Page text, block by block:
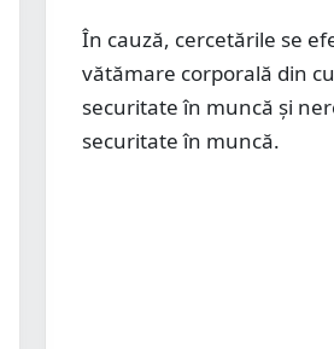
În cauză, cercetările se
vătămare corporală din
securitate în muncă și
securitate în muncă.